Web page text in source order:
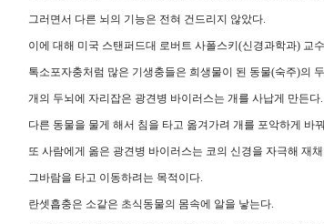
그러면서 다른 뇌의 기능은 전혀 건드리지 않았다.
이에 대해 미국 스탠퍼드대 로버트 사폴스키(신경과학과) 교
톡소포자충처럼 많은 기생충들은 희생물이 된 동물(숙주)의
개의 두뇌에 자리잡은 광견병 바이러스는 개를 사납게 만든다.
다른 동물을 물게 해서 침을 타고 옮겨가려 개를 포악하게 바
또 사람에게 옮은 광견병 바이러스는 코의 신경을 자극해 재
그바람을 타고 이동하려는 목적이다.
란셋흡충은 소같은 초식동물의 몸속에 알을 낳는다.